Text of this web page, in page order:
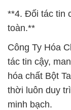
**4. Đối tác tin
toàn.**
Công Ty Hóa
tác tin cậy,
hóa chất Bột
thời luôn duy
minh bạch.